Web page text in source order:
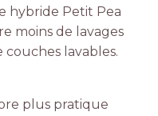
hybride Petit Pea
moins de lavages
couches lavables.
plus pratique